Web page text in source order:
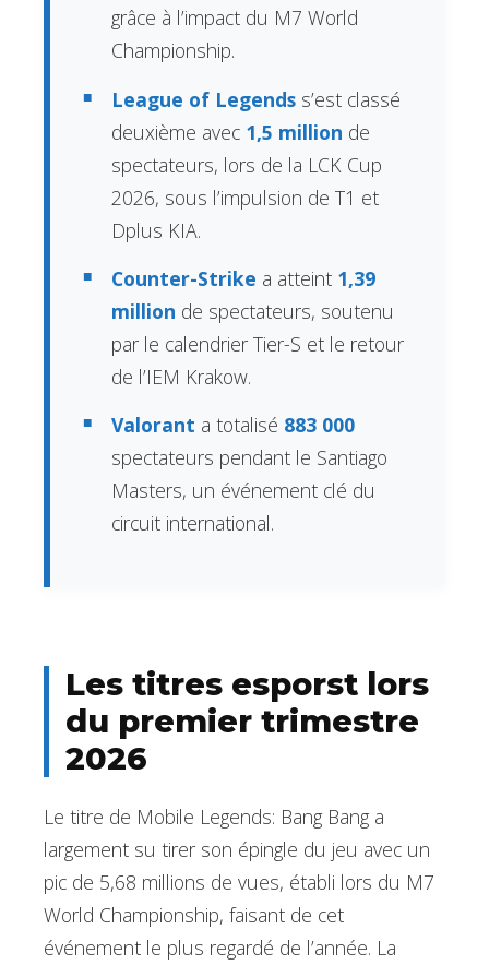
grâce à l’impact du M7 World
Championship.
League of Legends s’est classé
deuxième avec 1,5 million de
spectateurs, lors de la LCK Cup
2026, sous l’impulsion de T1 et
Dplus KIA.
Counter-Strike a atteint 1,39
million de spectateurs, soutenu
par le calendrier Tier-S et le retour
de l’IEM Krakow.
Valorant a totalisé 883 000
spectateurs pendant le Santiago
Masters, un événement clé du
circuit international.
Les titres esporst lors
du premier trimestre
2026
Le titre de Mobile Legends: Bang Bang a
largement su tirer son épingle du jeu avec un
pic de 5,68 millions de vues, établi lors du M7
World Championship, faisant de cet
événement le plus regardé de l’année. La